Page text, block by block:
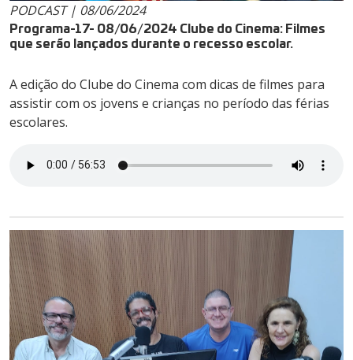
PODCAST | 08/06/2024
Programa-17- 08/06/2024 Clube do Cinema: Filmes
que serão lançados durante o recesso escolar.
A edição do Clube do Cinema com dicas de filmes para
assistir com os jovens e crianças no período das férias
escolares.